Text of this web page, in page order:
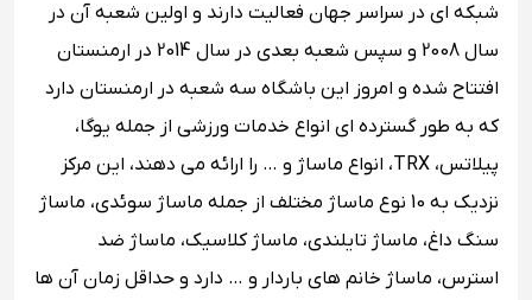
شبکه ای در سراسر جهان فعالیت دارند و اولین شعبه آن در
سال 2008 و سپس شعبه بعدی در سال 2014 در ارمنستان
افتتاح شده و امروز این باشگاه سه شعبه در ارمنستان دارد
که به طور گسترده ای انواع خدمات ورزشی از جمله یوگا،
پیلاتس، TRX، انواع ماساژ و … را ارائه می دهند، این مرکز
نزدیک به 10 نوع ماساژ مختلف از جمله ماساژ سوئدی، ماساژ
سنگ داغ، ماساژ تایلندی، ماساژ کلاسیک، ماساژ ضد
استرس، ماساژ خانم های باردار و … دارد و حداقل زمان آن ها